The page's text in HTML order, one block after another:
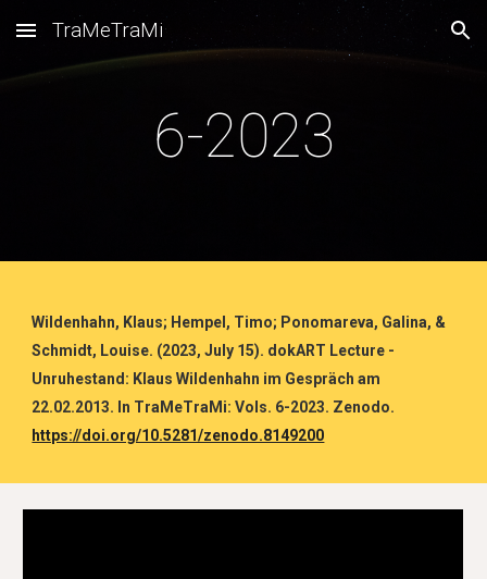
Skip to main content Skip to navigation
TraMeTraMi
6-2023
Wildenhahn, Klaus; Hempel, Timo; Ponomareva, Galina, &
Schmidt, Louise. (2023, July 15). dokART Lecture -
Unruhestand: Klaus Wildenhahn im Gespräch am
22.02.2013. In TraMeTraMi: Vols. 6-2023. Zenodo.
https://doi.org/10.5281/zenodo.8149200